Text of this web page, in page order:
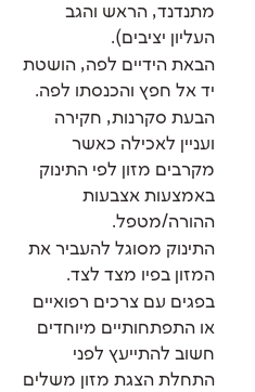
מתנדנד, הראש והגב
העליון יציבים).
הבאת הידיים לפה, הושטת
יד אל חפץ והכנסתו לפה.
הבעת סקרנות, חקירה
ועניין לאכילה כאשר
מקרבים מזון לפי התינוק
באמצעות אצבעות
ההורה/מטפל.
התינוק מסוגל להעביר את
המזון בפיו מצד לצד.
בפגים עם צרכים רפואיים
או התפתחותיים מיוחדים
חשוב להתייעץ לפני
התחלת הצגת מזון משלים